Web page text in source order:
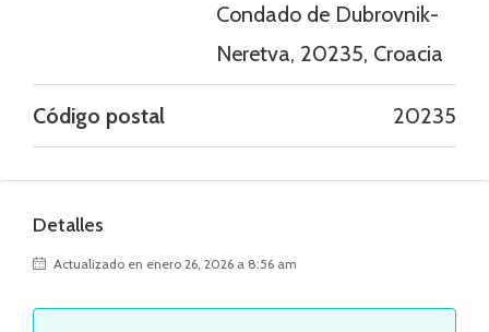
Condado de Dubrovnik-
Neretva, 20235, Croacia
Código postal 20235
Detalles
Actualizado en enero 26, 2026 a 8:56 am